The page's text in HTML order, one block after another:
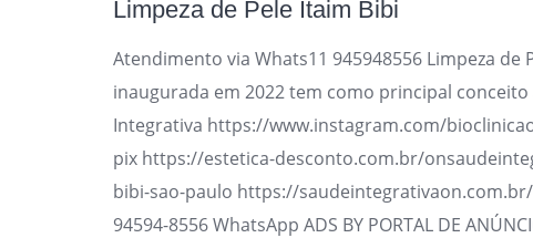
Limpeza de Pele Itaim Bibi
Atendimento via Whats11 945948556 Limpeza de
inaugurada em 2022 tem como principal
Integrativa https://www.instagram.com/
pix https://estetica-desconto.com.br/
bibi-sao-paulo https://
94594-8556 WhatsApp ADS BY PORTAL DE